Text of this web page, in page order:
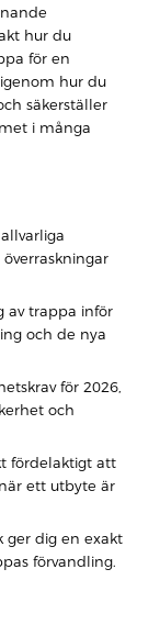
hur du
för en
hur du
säkerställer
i många
av trappa inför
och de nya
för 2026,
och
fördelaktigt att
ett utbyte är
ger dig en exakt
förvandling.